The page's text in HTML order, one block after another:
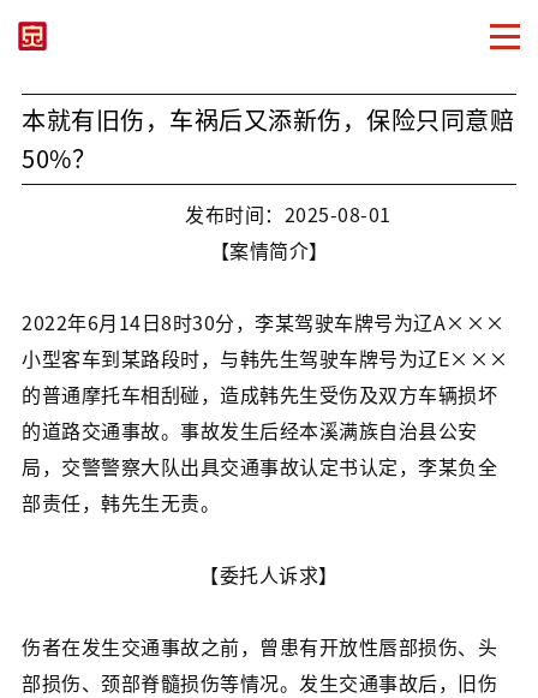
本就有旧伤，车祸后又添新伤，保险只同意赔
50%？
发布时间：2025-08-01
【案情简介】
2022年6月14日8时30分，李某驾驶车牌号为辽A×××
小型客车到某路段时，与韩先生驾驶车牌号为辽E×××
的普通摩托车相刮碰，造成韩先生受伤及双方车辆损坏
的道路交通事故。事故发生后经本溪满族自治县公安
局，交警警察大队出具交通事故认定书认定，李某负全
部责任，韩先生无责。
【委托人诉求】
伤者在发生交通事故之前，曾患有开放性唇部损伤、头
部损伤、颈部脊髓损伤等情况。发生交通事故后，旧伤